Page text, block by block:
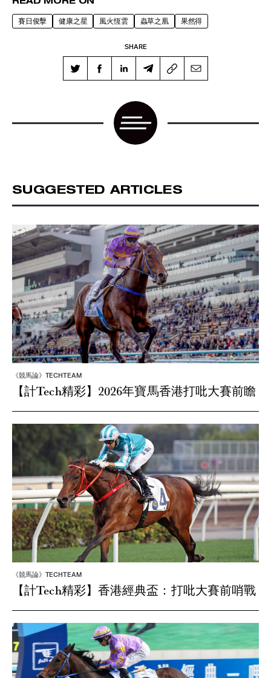
賽日俊擊 健康之星 風火恆雲 蟲草之凰 果然得
SHARE
SUGGESTED ARTICLES
《競馬論》TECHTEAM
【計Tech精彩】2026年寶馬香港打吡大賽前瞻
《競馬論》TECHTEAM
【計Tech精彩】香港經典盃：打吡大賽前哨戰